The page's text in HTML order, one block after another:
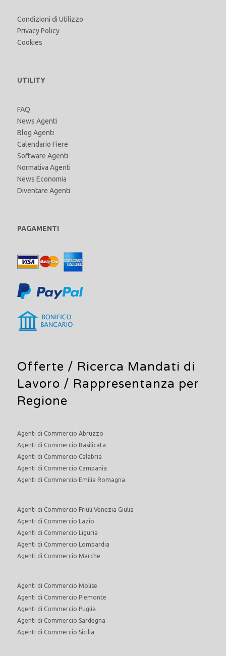
Condizioni di Utilizzo
Privacy Policy
Cookies
UTILITY
FAQ
News Agenti
Blog Agenti
Calendario Fiere
Software Agenti
Normativa Agenti
News Economia
Diventare Agenti
PAGAMENTI
Offerte / Ricerca Mandati di
Lavoro / Rappresentanza per
Regione
Agenti di Commercio Abruzzo
Agenti di Commercio Basilicata
Agenti di Commercio Calabria
Agenti di Commercio Campania
Agenti di Commercio Emilia Romagna
Agenti di Commercio Friuli Venezia Giulia
Agenti di Commercio Lazio
Agenti di Commercio Liguria
Agenti di Commercio Lombardia
Agenti di Commercio Marche
Agenti di Commercio Molise
Agenti di Commercio Piemonte
Agenti di Commercio Puglia
Agenti di Commercio Sardegna
Agenti di Commercio Sicilia